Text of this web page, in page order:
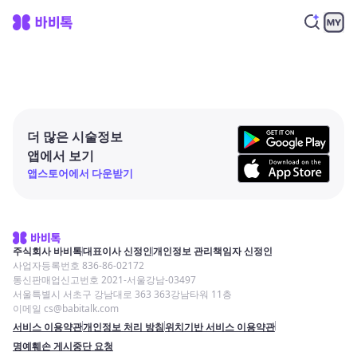
더 많은 시술정보
앱에서 보기
앱스토어에서 다운받기
주식회사 바비톡대표이사 신정인개인정보 관리책임자 신정인
사업자등록번호 836-86-02172
통신판매업신고번호 2021-서울강남-03497
서울특별시 서초구 강남대로 363 363강남타워 11층
이메일 cs@babitalk.com
서비스 이용약관개인정보 처리 방침위치기반 서비스 이용약관
명예훼손 게시중단 요청